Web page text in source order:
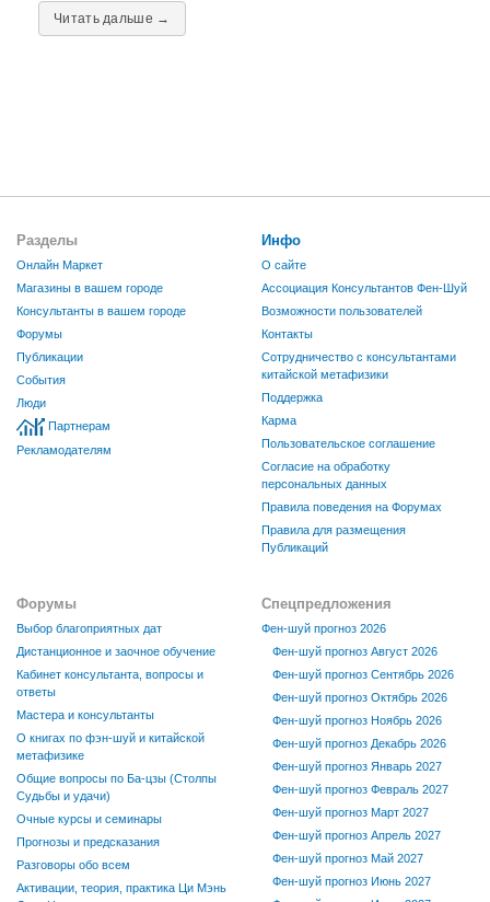
Читать дальше →
Разделы
Онлайн Маркет
Магазины в вашем городе
Консультанты в вашем городе
Форумы
Публикации
События
Люди
Партнерам
Рекламодателям
Инфо
О сайте
Ассоциация Консультантов Фен-Шуй
Возможности пользователей
Контакты
Сотрудничество с консультантами
китайской метафизики
Поддержка
Карма
Пользовательское соглашение
Согласие на обработку
персональных данных
Правила поведения на Форумах
Правила для размещения
Публикаций
Форумы
Выбор благоприятных дат
Дистанционное и заочное обучение
Кабинет консультанта, вопросы и
ответы
Мастера и консультанты
О книгах по фэн-шуй и китайской
метафизике
Общие вопросы по Ба-цзы (Столпы
Судьбы и удачи)
Очные курсы и семинары
Прогнозы и предсказания
Разговоры обо всем
Активации, теория, практика Ци Мэнь
Спецпредложения
Фен-шуй прогноз 2026
Фен-шуй прогноз Август 2026
Фен-шуй прогноз Сентябрь 2026
Фен-шуй прогноз Октябрь 2026
Фен-шуй прогноз Ноябрь 2026
Фен-шуй прогноз Декабрь 2026
Фен-шуй прогноз Январь 2027
Фен-шуй прогноз Февраль 2027
Фен-шуй прогноз Март 2027
Фен-шуй прогноз Апрель 2027
Фен-шуй прогноз Май 2027
Фен-шуй прогноз Июнь 2027